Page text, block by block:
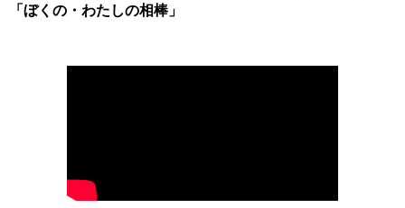
「ぼくの・わたしの相棒」